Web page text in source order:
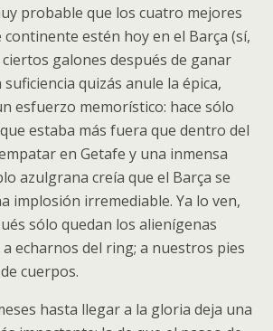
probable que los cuatro mejores
continente estén hoy en el Barça (sí,
galones después de ganar
quizás anule la épica,
esfuerzo memorístico: hace sólo
estaba más fuera que dentro del
en Getafe y una inmensa
azulgrana creía que el Barça se
implosión irremediable. Ya lo ven,
sólo quedan los alienígenas
echarnos del ring; a nuestros pies
cuerpos.
hasta llegar a la gloria deja una